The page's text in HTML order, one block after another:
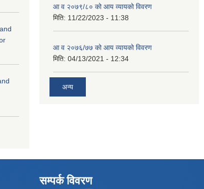
आ व २०७९/८० को आय व्यायको विवरण
मिति: 11/22/2023 - 11:38
आ व २०७६/७७ को आय व्यायको विवरण
मिति: 04/13/2021 - 12:34
अन्य
सम्पर्क विवरण